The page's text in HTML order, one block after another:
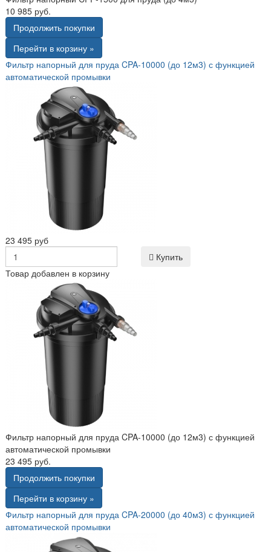
10 985 руб.
Продолжить покупки
Перейти в корзину »
Фильтр напорный для пруда CPA-10000 (до 12м3) с функцией
автоматической промывки
23 495 руб
Купить
Товар добавлен в корзину
Фильтр напорный для пруда CPA-10000 (до 12м3) с функцией
автоматической промывки
23 495 руб.
Продолжить покупки
Перейти в корзину »
Фильтр напорный для пруда CPA-20000 (до 40м3) с функцией
автоматической промывки